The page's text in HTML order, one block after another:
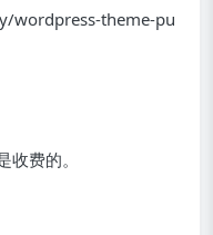
wordpress-theme-pu
费的。